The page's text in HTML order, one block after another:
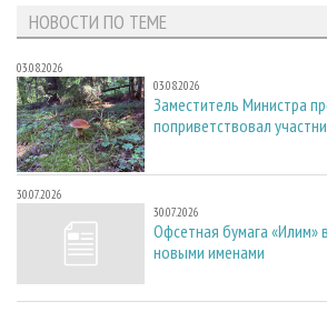
НОВОСТИ ПО ТЕМЕ
03.08.2026
03.08.2026
Заместитель Министра
поприветствовал
30.07.2026
30.07.2026
Офсетная бумага
новыми именами